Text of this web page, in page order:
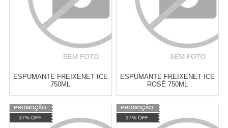
ESPUMANTE FREIXENET ICE
750ML
Varejo:
Atacado: R$ 2.550,90 (Apenas
ESPUMANTE FREIXENET ICE
ROSÉ 750ML
Varejo:
Atacado: R$ 2.550,90 (Apenas
37% OFF 37% OFF